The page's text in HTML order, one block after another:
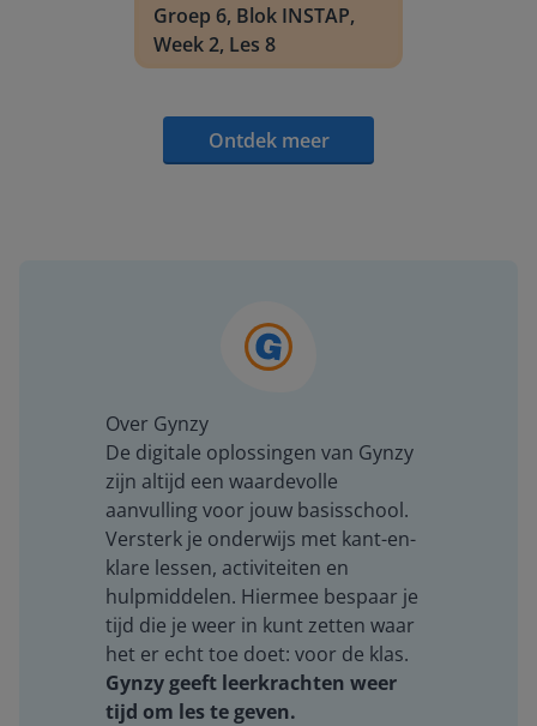
Groep 6, Blok INSTAP,
Week 2, Les 8
Ontdek meer
Over Gynzy
De digitale oplossingen van Gynzy
zijn altijd een waardevolle
aanvulling voor jouw basisschool.
Versterk je onderwijs met kant-en-
klare lessen, activiteiten en
hulpmiddelen. Hiermee bespaar je
tijd die je weer in kunt zetten waar
het er echt toe doet: voor de klas.
Gynzy geeft leerkrachten weer
tijd om les te geven.